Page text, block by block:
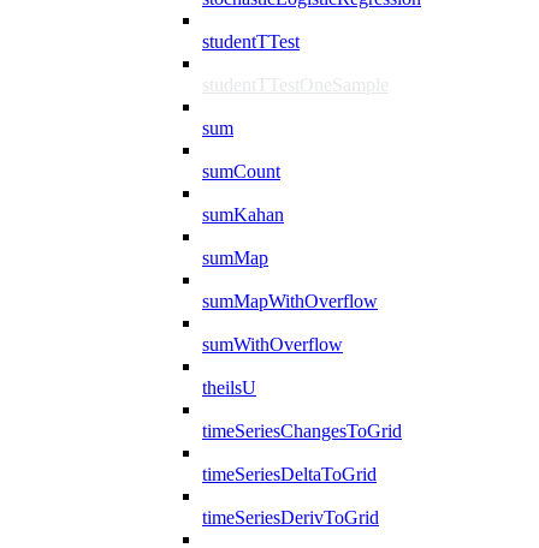
studentTTest
studentTTestOneSample
sum
sumCount
sumKahan
sumMap
sumMapWithOverflow
sumWithOverflow
theilsU
timeSeriesChangesToGrid
timeSeriesDeltaToGrid
timeSeriesDerivToGrid